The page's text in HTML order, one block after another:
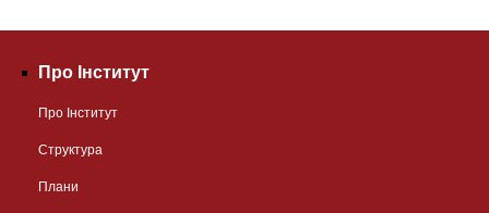
Про Інститут
Про Інститут
Структура
Плани